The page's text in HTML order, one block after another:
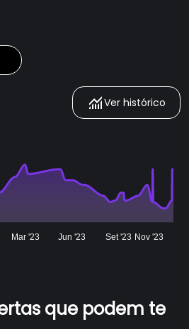
Ver histórico
Mar '23 Jun '23 Set '23 Nov '23
que podem te